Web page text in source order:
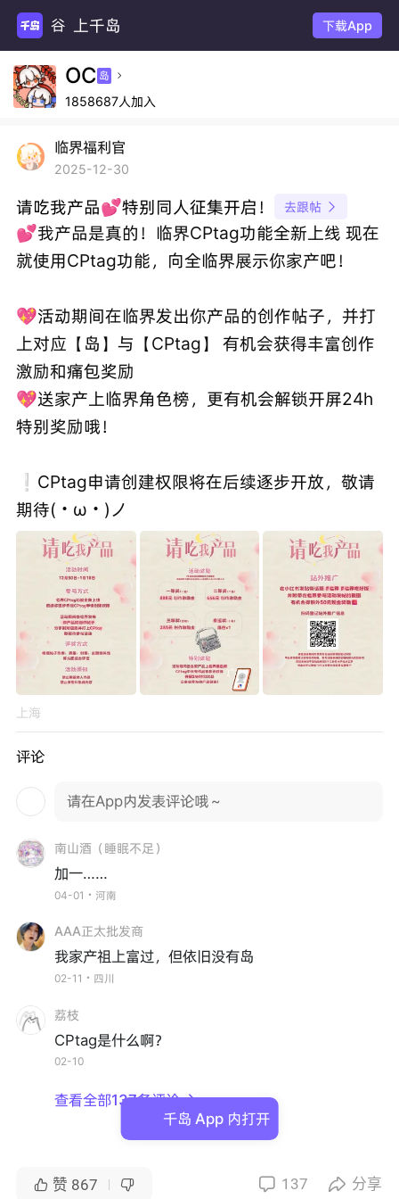
上千岛 下载App
OC 岛 
1858687人加入
临界福利官
2025-12-30
请吃我产品💕特别同人征集开启！ 去跟帖 
💕我产品是真的！临界CPtag功能全新上线 现在
就使用CPtag功能，向全临界展示你家产吧！
💖活动期间在临界发出你产品的创作帖子，并打
上对应【岛】与【CPtag】 有机会获得丰富创作
激励和痛包奖励
💖送家产上临界角色榜，更有机会解锁开屏24h
特别奖励哦！
❕CPtag申请创建权限将在后续逐步开放，敬请
期待(・ω・)ノ
上海
评论
请在App内发表评论哦～
南山酒（睡眠不足）
加一……
04-01・河南
AAA正太批发商
我家产祖上富过，但依旧没有岛
02-11・四川
荔枝
CPtag是什么啊？
02-10
查看全部137条评论 
 赞 867   137  分享
千岛 App 内打开